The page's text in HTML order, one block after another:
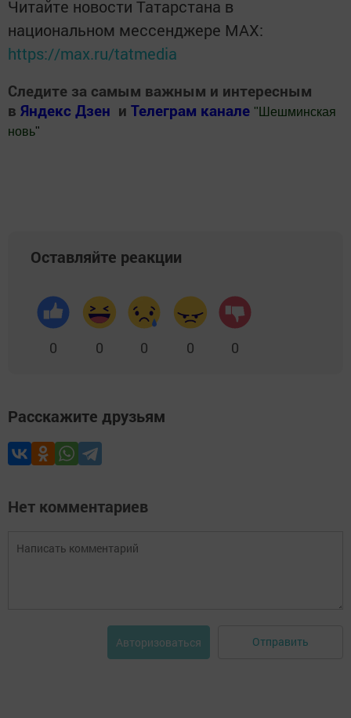
Читайте новости Татарстана в
национальном мессенджере MАХ:
https://max.ru/tatmedia
Следите за самым важным и интересным
в Яндекс Дзен и Телеграм канале " Шешминская
новь"
Оставляйте реакции
0 0 0 0 0
Расскажите друзьям
Нет комментариев
Авторизоваться Отправить